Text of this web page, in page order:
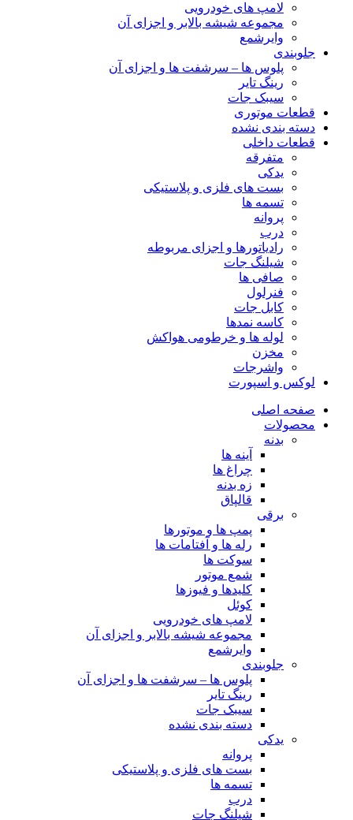
لامپ های خودرویی
مجموعه شیشه بالابر و اجزای آن
وایرشمع
جلوبندی
پلوس ها – سرشفت ها و اجزای آن
رینگ تایر
سیبک جات
قطعات موتوری
دسته بندی نشده
قطعات داخلی
متفرقه
یدکی
بست های فلزی و پلاستیکی
تسمه ها
پروانه
درب
رادیاتورها و اجزای مربوطه
شیلنگ جات
صافی ها
فنرلول
کابل جات
کاسه نمدها
لوله ها و خرطومی هواکش
مخزن
واشرجات
لوکس و اسپورت
صفحه اصلی
محصولات
بدنه
آینه ها
چراغ ها
زه بدنه
قالپاق
برقی
پمپ ها و موتورها
رله ها و آفتامات ها
سوکت ها
شمع موتور
کلیدها و فیوزها
کوئل
لامپ های خودرویی
مجموعه شیشه بالابر و اجزای آن
وایرشمع
جلوبندی
پلوس ها – سرشفت ها و اجزای آن
رینگ تایر
سیبک جات
دسته بندی نشده
یدکی
پروانه
بست های فلزی و پلاستیکی
تسمه ها
درب
شیلنگ جات